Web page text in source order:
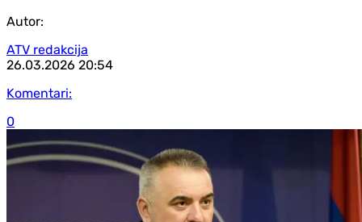
Autor:
ATV redakcija
26.03.2026 20:54
Komentari:
0